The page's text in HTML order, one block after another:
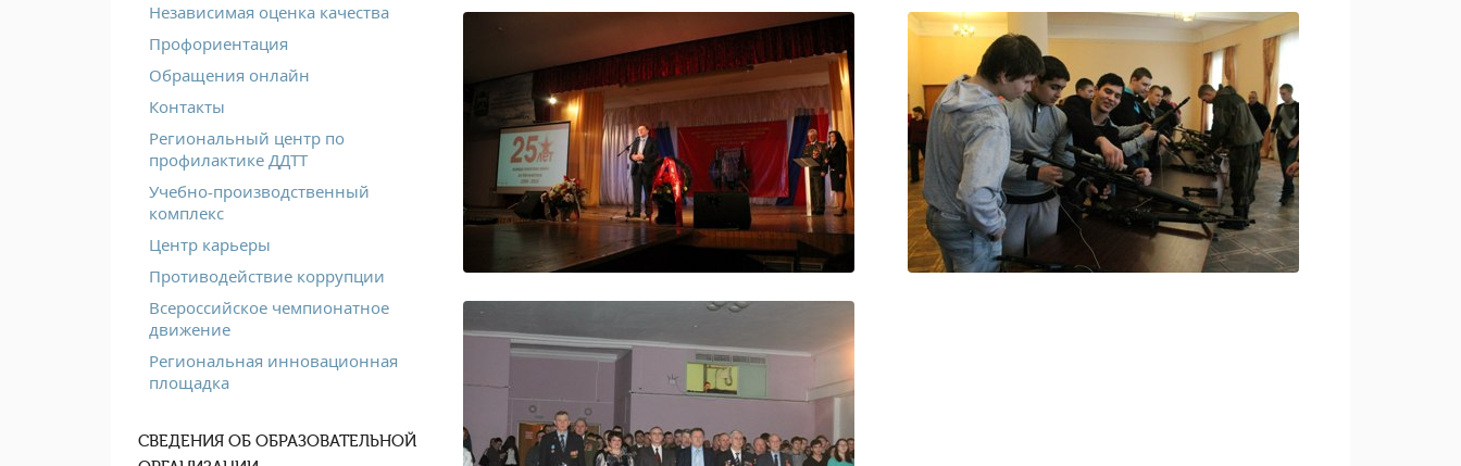
Независимая оценка качества
Профориентация
Обращения онлайн
Контакты
Региональный центр по
профилактике ДДТТ
Учебно-производственный
комплекс
Центр карьеры
Противодействие коррупции
Всероссийское чемпионатное
движение
Региональная инновационная
площадка
СВЕДЕНИЯ ОБ ОБРАЗОВАТЕЛЬНОЙ